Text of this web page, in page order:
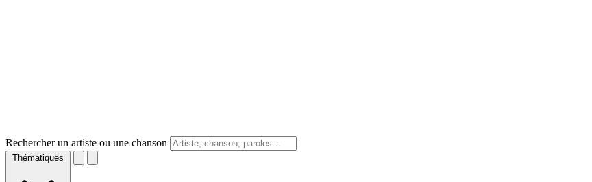
Rechercher un artiste ou une chanson
Thématiques